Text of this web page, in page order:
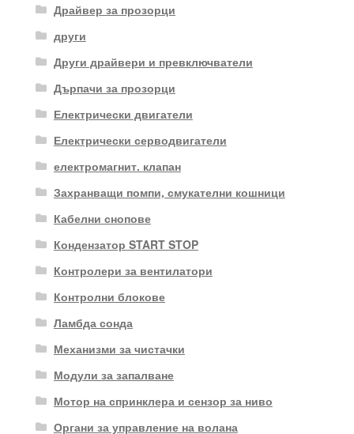
Драйвер за прозорци
други
Други драйвери и превключватели
Дърпачи за прозорци
Електрически двигатели
Електрически серводвигатели
електромагнит. клапан
Захранващи помпи, смукателни кошници
Кабелни снопове
Кондензатор START STOP
Контролери за вентилатори
Контролни блокове
Ламбда сонда
Механизми за чистачки
Модули за запалване
Мотор на спринклера и сензор за ниво
Органи за управление на волана